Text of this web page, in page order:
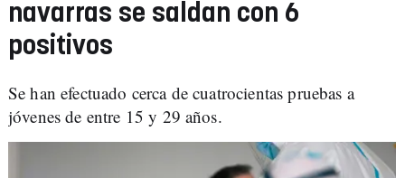
navarras se saldan con 6
positivos
Se han efectuado cerca de cuatrocientas pruebas a
jóvenes de entre 15 y 29 años.